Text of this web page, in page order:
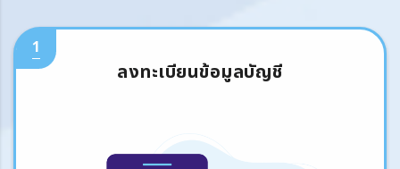
1
ลงทะเบียนข้อมูลบัญชี